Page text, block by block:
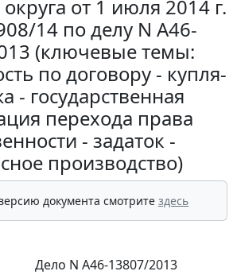
от 1 июля 2014 г.
14 по делу N А46-
(ключевые темы:
по договору - купля-
- государственная
перехода права
- задаток -
производство)
документа смотрите здесь
Дело N А46-13807/2013